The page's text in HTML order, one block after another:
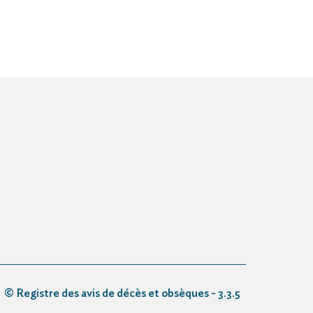
© Registre des avis de décès et obsèques - 3.3.5